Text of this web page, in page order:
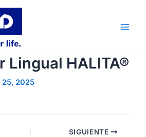
Lingual HALITA®
25, 2025
SIGUIENTE